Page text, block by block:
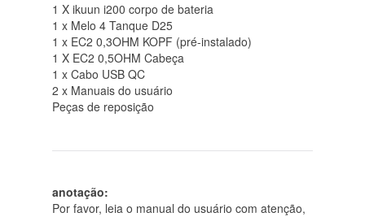
1 X ikuun i200 corpo de bateria
1 x Melo 4 Tanque D25
1 x EC2 0,3OHM KOPF (pré-instalado)
1 X EC2 0,5OHM Cabeça
1 x Cabo USB QC
2 x Manuais do usuário
Peças de reposição
anotação:
Por favor, leia o manual do usuário com atenção,